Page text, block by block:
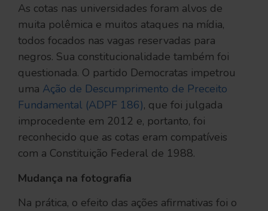
As cotas nas universidades foram alvos de
muita polêmica e muitos ataques na mídia,
todos focados nas vagas reservadas para
negros. Sua constitucionalidade também foi
questionada. O partido Democratas impetrou
uma Ação de Descumprimento de Preceito
Fundamental (ADPF 186), que foi julgada
improcedente em 2012 e, portanto, foi
reconhecido que as cotas eram compatíveis
com a Constituição Federal de 1988.
Mudança na fotografia
Na prática, o efeito das ações afirmativas foi o